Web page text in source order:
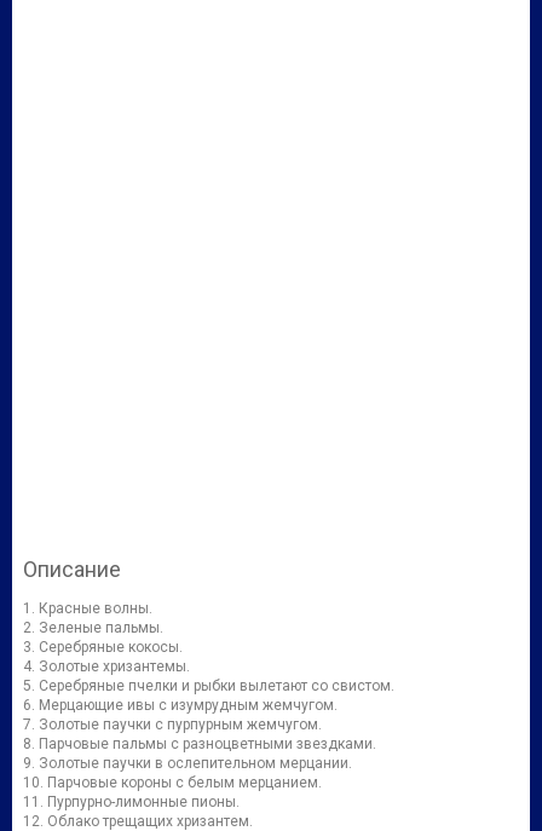
Описание
1. Красные волны.
2. Зеленые пальмы.
3. Серебряные кокосы.
4. Золотые хризантемы.
5. Серебряные пчелки и рыбки вылетают со свистом.
6. Мерцающие ивы с изумрудным жемчугом.
7. Золотые паучки с пурпурным жемчугом.
8. Парчовые пальмы с разноцветными звездками.
9. Золотые паучки в ослепительном мерцании.
10. Парчовые короны с белым мерцанием.
11. Пурпурно-лимонные пионы.
12. Облако трещащих хризантем.